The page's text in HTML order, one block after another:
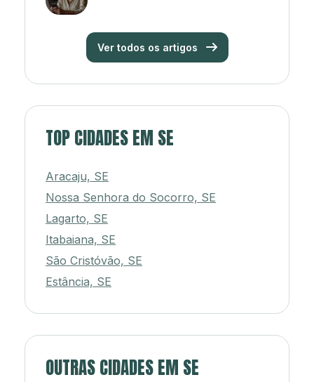
Ver todos os artigos
TOP CIDADES EM SE
Aracaju, SE
Nossa Senhora do Socorro, SE
Lagarto, SE
Itabaiana, SE
São Cristóvão, SE
Estância, SE
OUTRAS CIDADES EM SE